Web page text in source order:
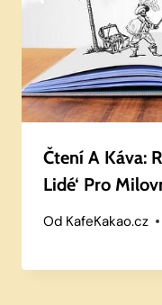
Čtení A Káva:
Lidé‘ Pro
Od KafeKakao.cz